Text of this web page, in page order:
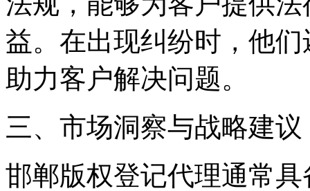
益。在出现纠纷时，他
助力客户解决问题。
三、市场洞察与战略建议
邯郸版权登记代理通常